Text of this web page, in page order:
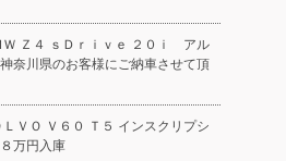
Ｗ Ｚ４ ｓＤｒｉｖｅ ２０ｉ アル
奈川県のお客様にご納車させて頂
ＬＶＯ Ｖ６０ Ｔ５ インスクリプシ
万円入庫